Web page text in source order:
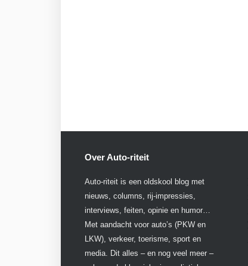
Over Auto-riteit
Auto-riteit is een oldskool blog met
nieuws, columns, rij-impressies,
interviews, feiten, opinie en humor…
Met aandacht voor auto’s (PKW en
LKW), verkeer, toerisme, sport en
media. Dit alles – en nog veel meer –